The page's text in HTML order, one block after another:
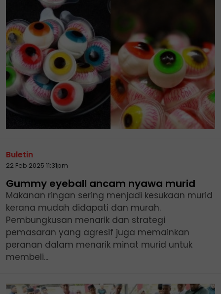
Buletin
22 Feb 2025 11:31pm
Gummy eyeball ancam nyawa murid
Makanan ringan sering menjadi kesukaan murid
kerana mudah didapati dan murah.
Pembungkusan menarik dan strategi
pemasaran yang agresif juga memainkan
peranan dalam menarik minat murid untuk
membeli...